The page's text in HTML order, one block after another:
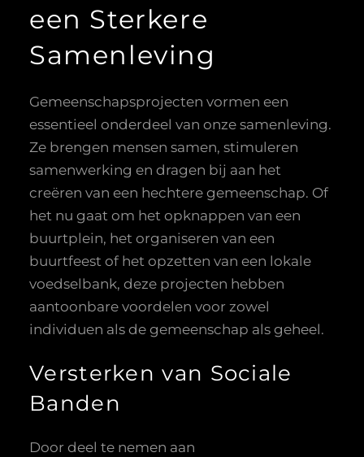
een Sterkere
Samenleving
Gemeenschapsprojecten vormen een
essentieel onderdeel van onze samenleving.
Ze brengen mensen samen, stimuleren
samenwerking en dragen bij aan het
creëren van een hechtere gemeenschap. Of
het nu gaat om het opknappen van een
buurtplein, het organiseren van een
buurtfeest of het opzetten van een lokale
voedselbank, deze projecten hebben
aantoonbare voordelen voor zowel
individuen als de gemeenschap als geheel.
Versterken van Sociale
Banden
Door deel te nemen aan